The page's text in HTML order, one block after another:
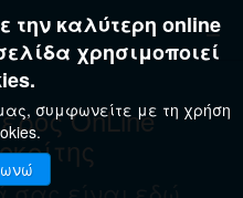
την καλύτερη online
χρησιμοποιεί
συμφωνείτε με τη χρήση
OnLine